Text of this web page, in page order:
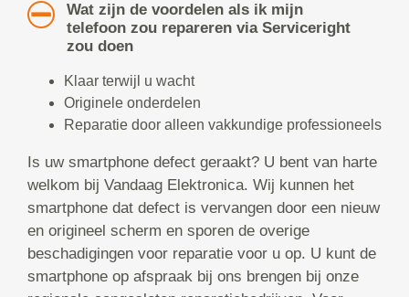
Wat zijn de voordelen als ik mijn
telefoon zou repareren via Serviceright
zou doen
Klaar terwijl u wacht
Originele onderdelen
Reparatie door alleen vakkundige professioneels
Is uw smartphone defect geraakt? U bent van harte
welkom bij Vandaag Elektronica. Wij kunnen het
smartphone dat defect is vervangen door een nieuw
en origineel scherm en sporen de overige
beschadigingen voor reparatie voor u op. U kunt de
smartphone op afspraak bij ons brengen bij onze